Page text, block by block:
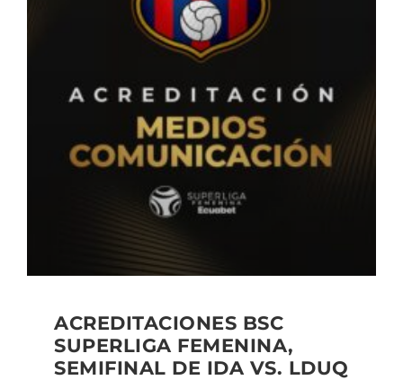
ACREDITACIONES BSC
SUPERLIGA FEMENINA,
SEMIFINAL DE IDA VS. LDUQ